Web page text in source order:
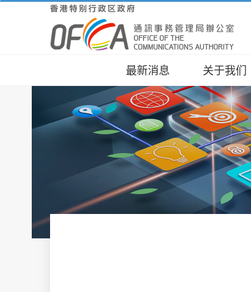
最新消息 关于我们
关于我们
消费者事宜
业界事宜
新闻及资讯
联络我们
电子申请表/ 服